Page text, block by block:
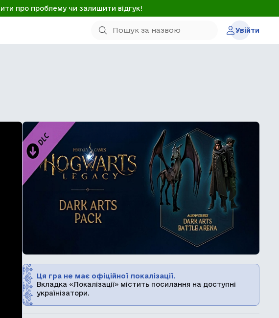
про проблему чи залишити відгук!
Увійти
Ця гра не має офіційної локалізації.
Вкладка «Локалізації» містить посилання на доступні
українізатори.